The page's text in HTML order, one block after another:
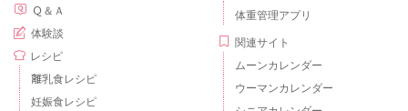
Ｑ＆Ａ
体験談
レシピ
離乳食レシピ
妊娠食レシピ
体重管理アプリ
関連サイト
ムーンカレンダー
ウーマンカレンダー